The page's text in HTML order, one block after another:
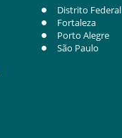
Distrito Federal
Fortaleza
Porto Alegre
São Paulo